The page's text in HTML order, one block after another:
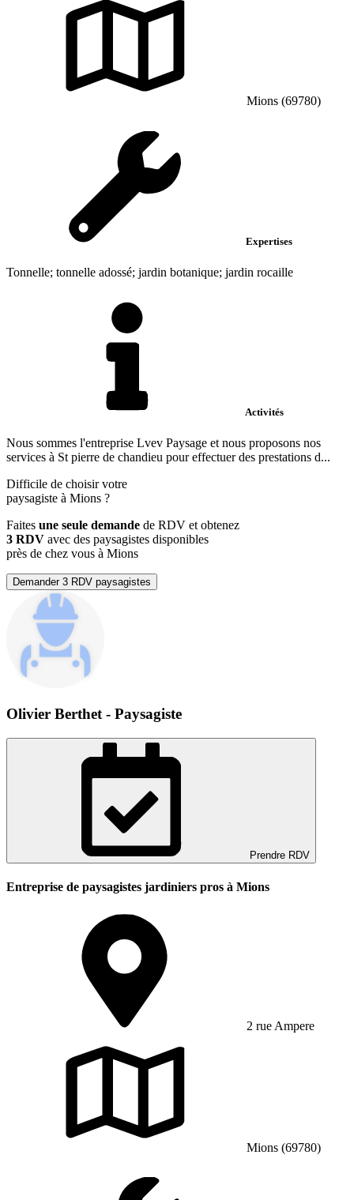
Mions (69780)
Expertises
Tonnelle; tonnelle adossé; jardin botanique; jardin rocaille
Activités
Nous sommes l'entreprise Lvev Paysage et nous proposons nos
services à St pierre de chandieu pour effectuer des prestations d...
Difficile de choisir votre
paysagiste à Mions ?
Faites une seule demande de RDV et obtenez
3 RDV avec des paysagistes disponibles
près de chez vous à Mions
Demander 3 RDV paysagistes
Olivier Berthet - Paysagiste
Prendre RDV
Entreprise de paysagistes jardiniers pros à Mions
2 rue Ampere
Mions (69780)